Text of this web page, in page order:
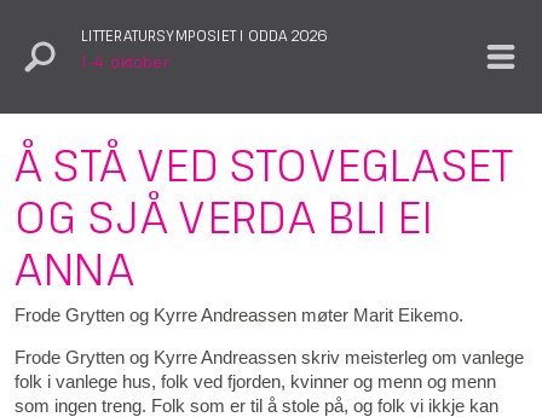
LITTERATURSYMPOSIET I ODDA 2026
1.–4. oktober
Å STÅ VED STOVEGLASET
OG SJÅ VERDA BLI EI
ANNA
Frode Grytten og Kyrre Andreassen møter Marit Eikemo.
Frode Grytten og Kyrre Andreassen skriv meisterleg om vanlege
folk i vanlege hus, folk ved fjorden, kvinner og menn og menn
som ingen treng. Folk som er til å stole på, og folk vi ikkje kan